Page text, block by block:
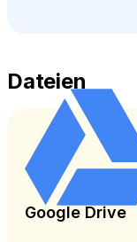
Dateien
Google Drive